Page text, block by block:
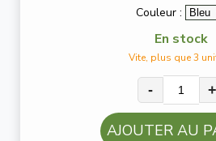
Couleur :
En stock
Vite, plus que 3
- +
AJOUTER AU